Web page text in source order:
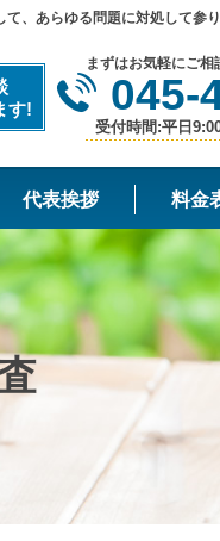
、あらゆる問題に対処して参り
す!
まずはお気軽にご相
045-
受付時間:平日
代表挨拶 料金